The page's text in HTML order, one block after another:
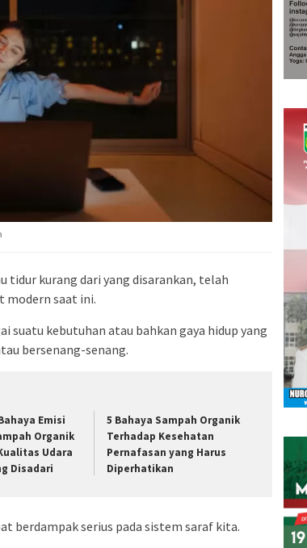
tidur kurang dari yang disarankan, telah
modern saat ini.
suatu kebutuhan atau bahkan gaya hidup yang
bersenang-senang.
Emisi
Organik
Udara
Disadari
5 Bahaya Sampah Organik
Terhadap Kesehatan
Pernafasan yang Harus
Diperhatikan
berdampak serius pada sistem saraf kita.